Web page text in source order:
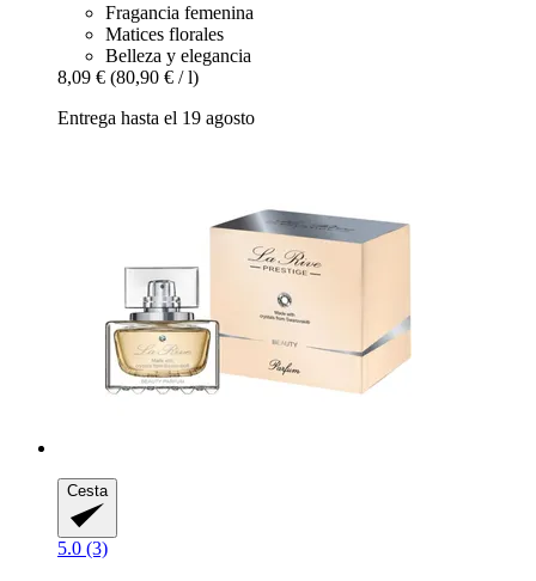
Fragancia femenina
Matices florales
Belleza y elegancia
8,09 € (80,90 € / l)
Entrega hasta el 19 agosto
Cesta
5.0 (3)